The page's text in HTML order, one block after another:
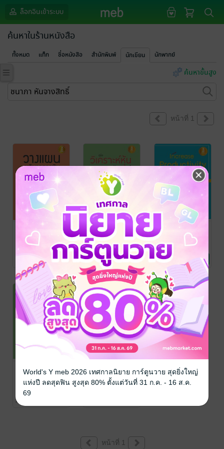
ล็อกอินเข้าระบบ
ค้นหาในร้านหนังสือ
ทั้งหมด แท็ก ชื่อหนังสือ สำนักพิมพ์ นักเขียน นักพากย์
ค้นหาขั้นสูง
หน้าที่ 1
วางแผนและ
บริหารการเงิน
ด้วย Excel
ฉ.มืออาชีพ
ชนาภา หันจางสิทธิ์
/ Infopress Group
บริหารจัดการ
คู่มือวิเคราะห์
หุ้นแบบง่ายๆ
ด้วย Excel
ฉ.มือใหม่หัด
ลงทุน
ชนาภา หันจางสิทธิ์
/ Infopress Group
การเงินการลงทุน
2 Rating
Increase
Productivity
เพิ่มผลผลิต
พิชิตประสิทธิผล
ด้วย Excel
ชนาภา หันจางสิทธิ์
/ Infopress Group
คอมพิวเตอร์
No Rating
หุ้นแบบง่ายๆ
ด้วย Excel
ฉ.มือใหม่หัด
ลงทุน
ชนาภา หันจางสิทธิ์
/ Infopress Group
การเงินการลงทุน
2 Rating
วิเคราะห์งบการ
เงินด้วย Excel
ชนาภา หันจางสิทธิ์
บัญชี
หน้าที่ 1
World's Y meb 2026 เทศกาลนิยาย การ์ตูนวาย สุดยิ่งใหญ่
แห่งปี ลดสุดฟิน สูงสุด 80% ตั้งแต่วันที่ 31 ก.ค. - 16 ส.ค.
69